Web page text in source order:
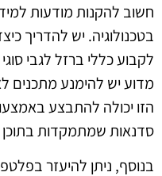
חשוב להקנות מודעות
בטכנולוגיה. יש להדריך
לקבוע כללי ברזל לגבי
מדוע יש להימנע מתכנים
הזו יכולה להתבצע
סדנאות שמתמקדות בתוכן
בנוסף, ניתן להיעזר